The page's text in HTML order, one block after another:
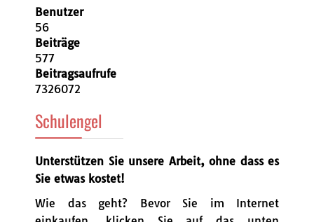
Benutzer
56
Beiträge
577
Beitragsaufrufe
7326072
Schulengel
Unterstützen Sie unsere Arbeit, ohne dass es
Sie etwas kostet!
Wie das geht? Bevor Sie im Internet